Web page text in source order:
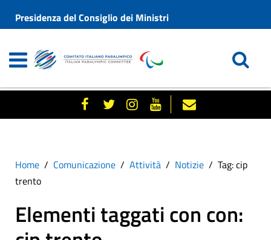
Presidenza del Consiglio dei Ministri
Home Comunicazione Attività Notizie
Tag: cip
trento
Elementi taggati con con: